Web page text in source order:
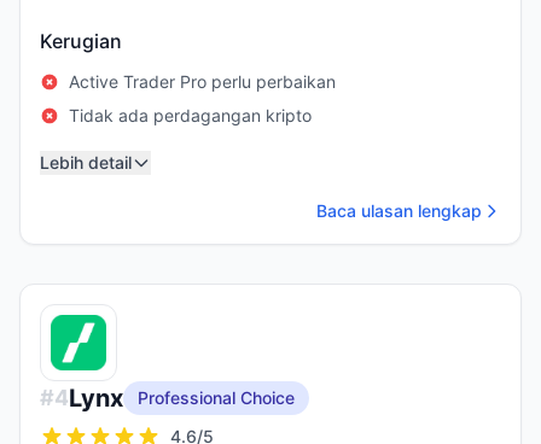
Kerugian
Active Trader Pro perlu perbaikan
Tidak ada perdagangan kripto
Lebih detail
Baca ulasan lengkap
#4Lynx
Professional Choice
4.6/5